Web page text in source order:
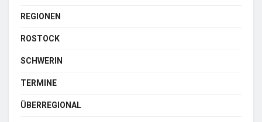
REGIONEN
ROSTOCK
SCHWERIN
TERMINE
ÜBERREGIONAL